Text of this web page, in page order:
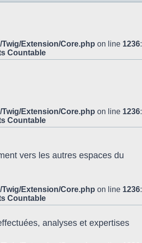
Extension/Core.php on line 1236:
Countable
Extension/Core.php on line 1236:
Countable
vers les autres espaces du
Extension/Core.php on line 1236:
Countable
analyses et expertises